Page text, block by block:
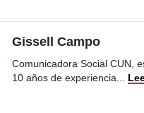
Gissell Campo
Comunicadora Social CUN,
10 años de experiencia